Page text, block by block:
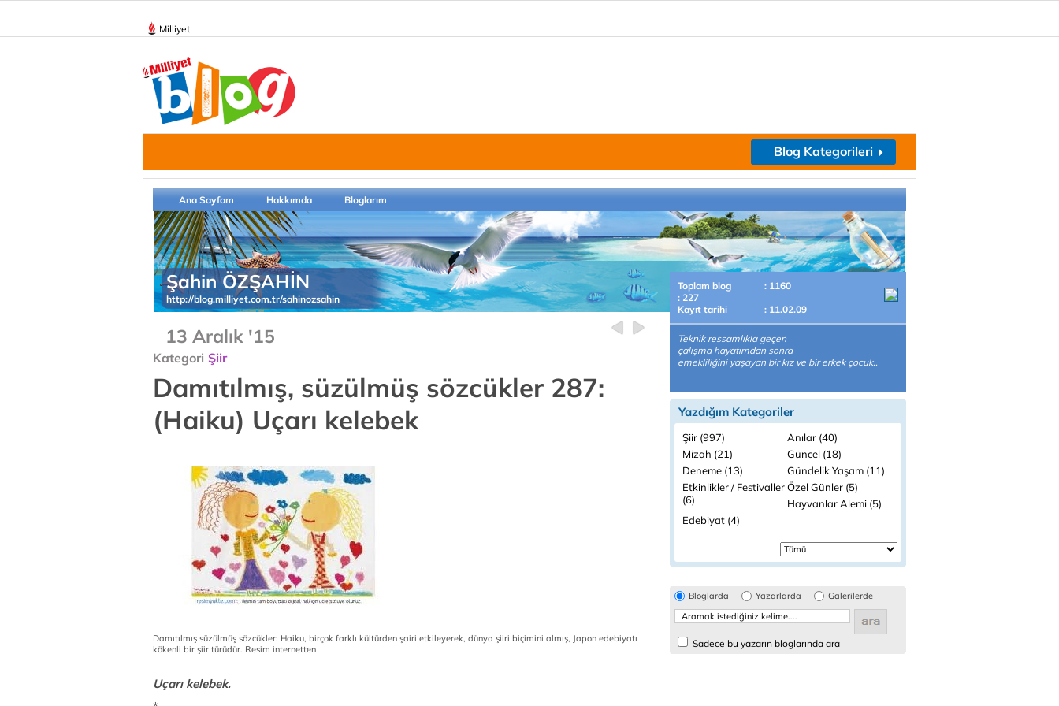
Milliyet
Blog Kategorileri
Ana Sayfam Hakkımda Bloglarım
Şahin ÖZŞAHİN
http://blog.milliyet.com.tr/sahinozsahin
13 Aralık '15
Kategori Şiir
Damıtılmış, süzülmüş sözcükler 287:
(Haiku) Uçarı kelebek
Damıtılmış süzülmüş sözcükler: Haiku, birçok farklı kültürden şairi etkileyerek, dünya şiiri biçimini almış, Japon edebiyatı
kökenli bir şiir türüdür. Resim internetten
Uçarı kelebek.
Toplam blog
: 1160
: 227
Kayıt tarihi
: 11.02.09
Teknik ressamlıkla geçen
çalışma hayatımdan sonra
emekliliğini yaşayan bir kız ve bir erkek çocuk..
Yazdığım Kategoriler
Şiir (997)
Anılar (40)
Mizah (21)
Güncel (18)
Deneme (13)
Gündelik Yaşam (11)
Etkinlikler / Festivaller
(6)
Özel Günler (5)
Hayvanlar Alemi (5)
Edebiyat (4)
Bloglarda Yazarlarda Galerilerde
Sadece bu yazarın bloglarında ara